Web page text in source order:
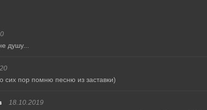
душу...
сих пор помню песню из заставки)
18.10.2019